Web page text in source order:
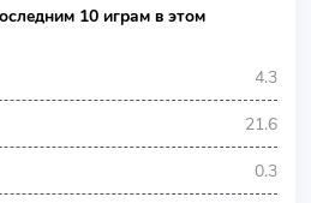
10 играм в этом
4.3
21.6
0.3